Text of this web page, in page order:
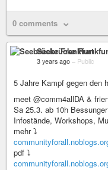
0 comments
Seebrücke
3 years ago – Public
5 Jahre Kampf gegen den
meet @comm4allDA &
Sa 25.3. ab 10h
Infostände, Workshops,
mehr ⤵️
pdf ⤵️